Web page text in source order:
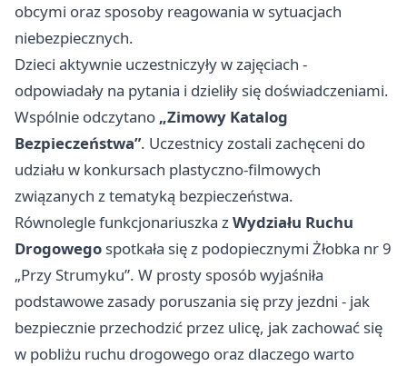
obcymi oraz sposoby reagowania w sytuacjach
niebezpiecznych.
Dzieci aktywnie uczestniczyły w zajęciach -
odpowiadały na pytania i dzieliły się doświadczeniami.
Wspólnie odczytano „Zimowy Katalog
Bezpieczeństwa”. Uczestnicy zostali zachęceni do
udziału w konkursach plastyczno-filmowych
związanych z tematyką bezpieczeństwa.
Równolegle funkcjonariuszka zWydziału Ruchu
Drogowego spotkała się z podopiecznymi Żłobka nr 9
„Przy Strumyku”. W prosty sposób wyjaśniła
podstawowe zasady poruszania się przy jezdni - jak
bezpiecznie przechodzić przez ulicę, jak zachować się
w pobliżu ruchu drogowego oraz dlaczego warto